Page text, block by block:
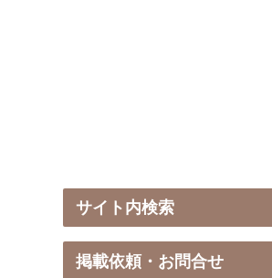
サイト内検索
掲載依頼・お問合せ